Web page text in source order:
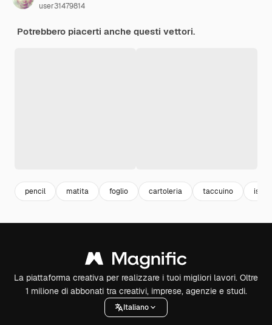
user31479814
Potrebbero piacerti anche questi vettori.
pencil matita foglio cartoleria taccuino
La piattaforma creativa per realizzare i tuoi migliori lavori. Oltre
1 milione di abbonati tra creativi, imprese, agenzie e studi.
Italiano